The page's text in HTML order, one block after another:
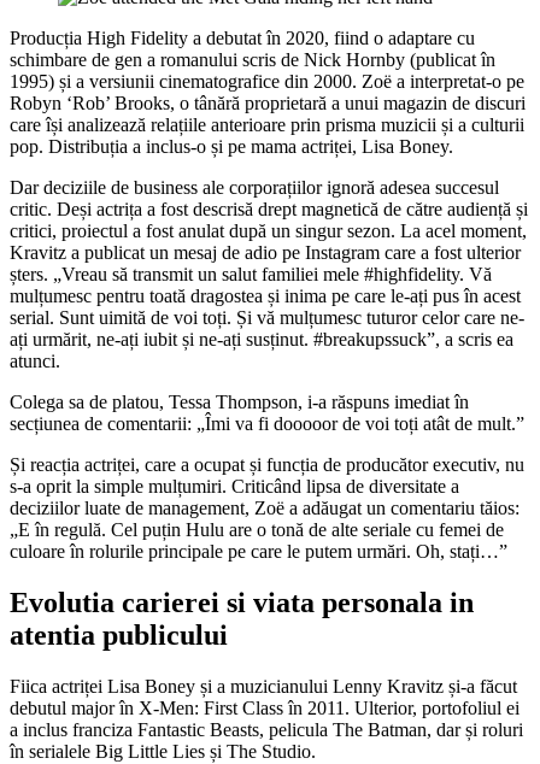
Producția High Fidelity a debutat în 2020, fiind o adaptare cu
schimbare de gen a romanului scris de Nick Hornby (publicat în
1995) și a versiunii cinematografice din 2000. Zoë a interpretat-o pe
Robyn ‘Rob’ Brooks, o tânără proprietară a unui magazin de discuri
care își analizează relațiile anterioare prin prisma muzicii și a culturii
pop. Distribuția a inclus-o și pe mama actriței, Lisa Boney.
Dar deciziile de business ale corporațiilor ignoră adesea succesul
critic. Deși actrița a fost descrisă drept magnetică de către audiență și
critici, proiectul a fost anulat după un singur sezon. La acel moment,
Kravitz a publicat un mesaj de adio pe Instagram care a fost ulterior
șters. „Vreau să transmit un salut familiei mele #highfidelity. Vă
mulțumesc pentru toată dragostea și inima pe care le-ați pus în acest
serial. Sunt uimită de voi toți. Și vă mulțumesc tuturor celor care ne-
ați urmărit, ne-ați iubit și ne-ați susținut. #breakupssuck”, a scris ea
atunci.
Colega sa de platou, Tessa Thompson, i-a răspuns imediat în
secțiunea de comentarii: „Îmi va fi dooooor de voi toți atât de mult.”
Și reacția actriței, care a ocupat și funcția de producător executiv, nu
s-a oprit la simple mulțumiri. Criticând lipsa de diversitate a
deciziilor luate de management, Zoë a adăugat un comentariu tăios:
„E în regulă. Cel puțin Hulu are o tonă de alte seriale cu femei de
culoare în rolurile principale pe care le putem urmări. Oh, stați…”
Evolutia carierei si viata personala in
atentia publicului
Fiica actriței Lisa Boney și a muzicianului Lenny Kravitz și-a făcut
debutul major în X-Men: First Class în 2011. Ulterior, portofoliul ei
a inclus franciza Fantastic Beasts, pelicula The Batman, dar și roluri
în serialele Big Little Lies și The Studio.